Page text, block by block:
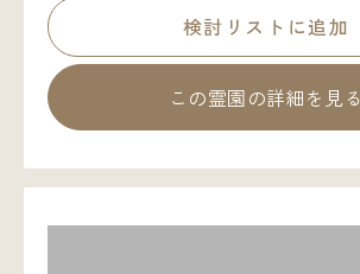
検討リストに追加
この霊園の詳細を見る